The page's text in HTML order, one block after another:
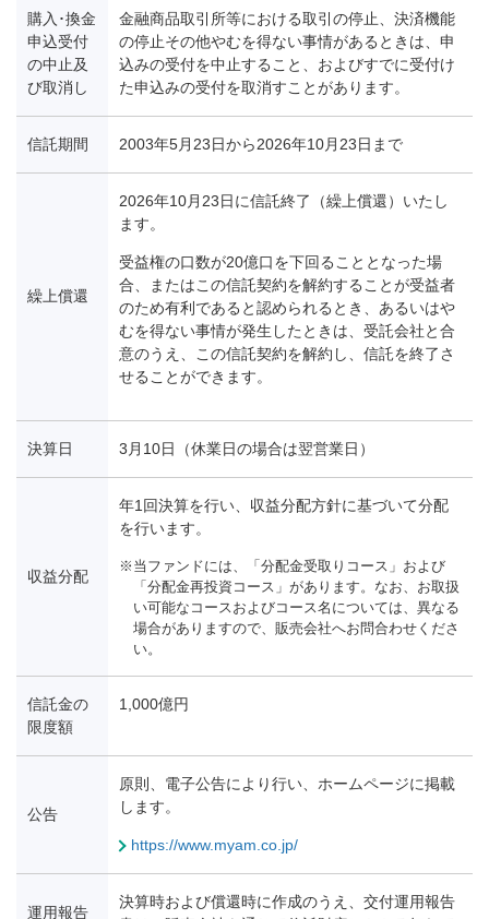
購入･換金
申込受付
の中止及
び取消し
金融商品取引所等における取引の停止、決済機能
の停止その他やむを得ない事情があるときは、申
込みの受付を中止すること、およびすでに受付け
た申込みの受付を取消すことがあります。
信託期間 2003年5月23日から2026年10月23日まで
繰上償還
2026年10月23日に信託終了（繰上償還）いたし
ます。
受益権の口数が20億口を下回ることとなった場
合、またはこの信託契約を解約することが受益者
のため有利であると認められるとき、あるいはや
むを得ない事情が発生したときは、受託会社と合
意のうえ、この信託契約を解約し、信託を終了さ
せることができます。
決算日 3月10日（休業日の場合は翌営業日）
収益分配
年1回決算を行い、収益分配方針に基づいて分配
を行います。
当ファンドには、「分配金受取りコース」および
「分配金再投資コース」があります。なお、お取扱
い可能なコースおよびコース名については、異なる
場合がありますので、販売会社へお問合わせくださ
い。
信託金の
限度額
1,000億円
公告
原則、電子公告により行い、ホームページに掲載
します。
https://www.myam.co.jp/
運用報告
決算時および償還時に作成のうえ、交付運用報告